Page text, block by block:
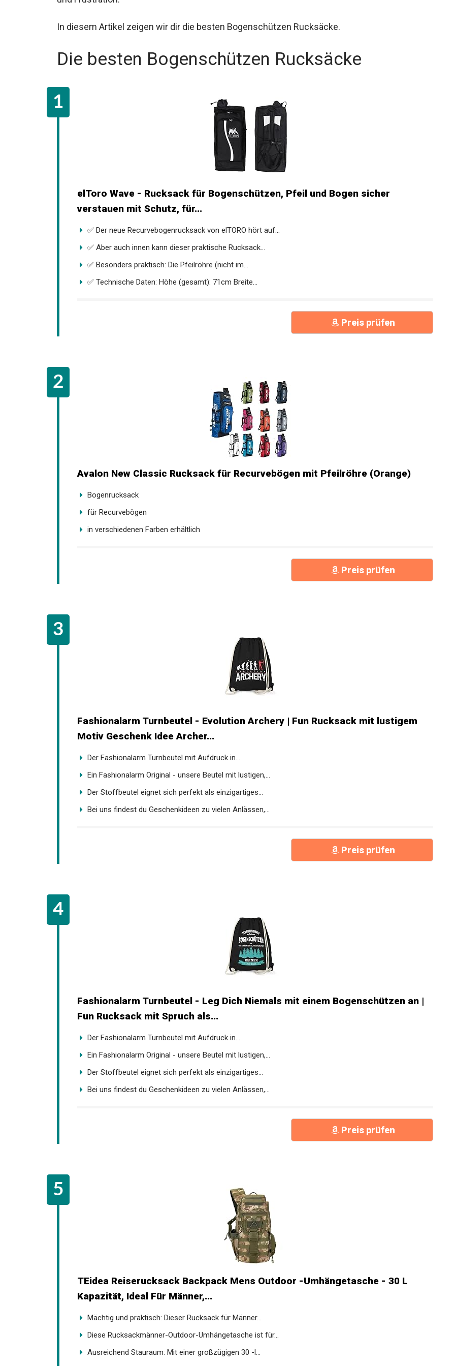
In diesem Artikel zeigen wir dir die besten Bogenschützen Rucksäcke.
Die besten Bogenschützen Rucksäcke
elToro Wave - Rucksack für Bogenschützen, Pfeil und Bogen sicher
verstauen mit Schutz, für...
✅ Der neue Recurvebogenrucksack von elTORO hört auf...
✅ Aber auch innen kann dieser praktische Rucksack...
✅ Besonders praktisch: Die Pfeilröhre (nicht im...
✅ Technische Daten: Höhe (gesamt): 71cm Breite...
Preis prüfen
Avalon New Classic Rucksack für Recurvebögen mit Pfeilröhre (Orange)
Bogenrucksack
für Recurvebögen
in verschiedenen Farben erhältlich
Preis prüfen
Fashionalarm Turnbeutel - Evolution Archery | Fun Rucksack mit lustigem
Motiv Geschenk Idee Archer...
Der Fashionalarm Turnbeutel mit Aufdruck in...
Ein Fashionalarm Original - unsere Beutel mit lustigen,...
Der Stoffbeutel eignet sich perfekt als einzigartiges...
Bei uns findest du Geschenkideen zu vielen Anlässen,...
Preis prüfen
Fashionalarm Turnbeutel - Leg Dich Niemals mit einem Bogenschützen an |
Fun Rucksack mit Spruch als...
Der Fashionalarm Turnbeutel mit Aufdruck in...
Ein Fashionalarm Original - unsere Beutel mit lustigen,...
Der Stoffbeutel eignet sich perfekt als einzigartiges...
Bei uns findest du Geschenkideen zu vielen Anlässen,...
Preis prüfen
TEidea Reiserucksack Backpack Mens Outdoor -Umhängetasche - 30 L
Kapazität, Ideal Für Männer,...
Mächtig und praktisch: Dieser Rucksack für Männer...
Diese Rucksackmänner-Outdoor-Umhängetasche ist für...
Ausreichend Stauraum: Mit einer großzügigen 30 -l...